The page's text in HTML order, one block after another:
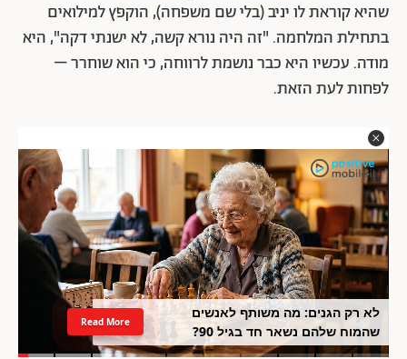
שהיא קוראת לו יניב (בלי שם משפחה), הוקפץ למילואים
בתחילת המלחמה. "זה היה נורא קשה, לא ישנתי דקה", היא
מודה. עכשיו היא כבר נושמת לרווחה, כי הוא שוחרר –
לפחות לעת הזאת.
לא רק הגנים: מה משותף לאנשים
שהמוח שלהם נשאר חד בגיל 90?
Read More